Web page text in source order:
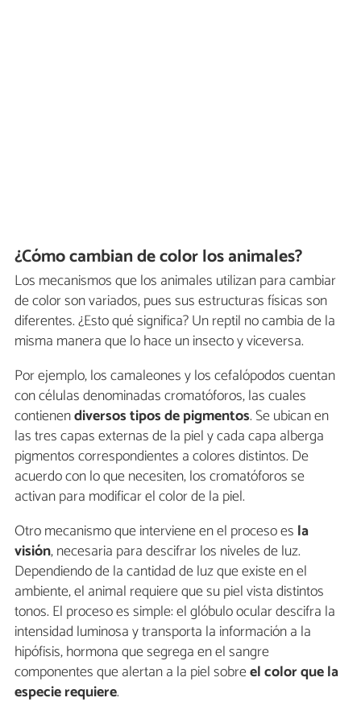
¿Cómo cambian de color los animales?
Los mecanismos que los animales utilizan para cambiar
de color son variados, pues sus estructuras físicas son
diferentes. ¿Esto qué significa? Un reptil no cambia de la
misma manera que lo hace un insecto y viceversa.
Por ejemplo, los camaleones y los cefalópodos cuentan
con células denominadas cromatóforos, las cuales
contienendiversos tipos de pigmentos. Se ubican en
las tres capas externas de la piel y cada capa alberga
pigmentos correspondientes a colores distintos. De
acuerdo con lo que necesiten, los cromatóforos se
activan para modificar el color de la piel.
Otro mecanismo que interviene en el proceso es la
visión, necesaria para descifrar los niveles de luz.
Dependiendo de la cantidad de luz que existe en el
ambiente, el animal requiere que su piel vista distintos
tonos. El proceso es simple: el glóbulo ocular descifra la
intensidad luminosa y transporta la información a la
hipófisis, hormona que segrega en el sangre
componentes que alertan a la piel sobreel color que la
especie requiere.